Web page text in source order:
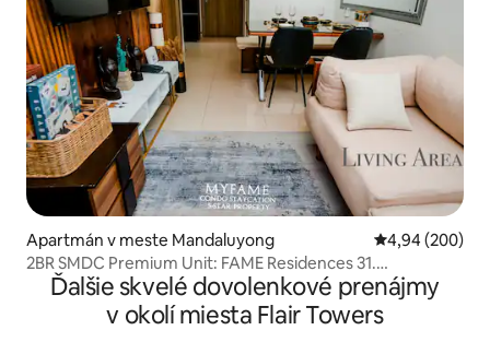
Apartmán v meste Mandaluyong Priemerné
4,94 (200)
2BR SMDC Premium Unit: FAME Residences 31.
POSCHODIE
Ďalšie skvelé dovolenkové prenájmy
v okolí miesta Flair Towers